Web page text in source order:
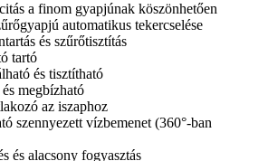
a finom gyapjúnak köszönhetően
automatikus tekercselése
és szűrőtisztítás
tartó
és tisztítható
megbízható
az iszaphoz
szennyezett vízbemenet (360°-ban
és alacsony fogyasztás